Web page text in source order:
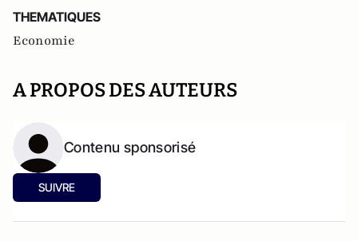
THEMATIQUES
Economie
A PROPOS DES AUTEURS
Contenu sponsorisé
SUIVRE